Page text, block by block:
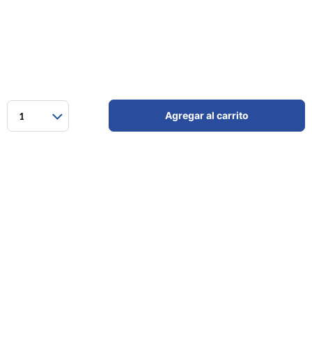
1 Agregar al carrito